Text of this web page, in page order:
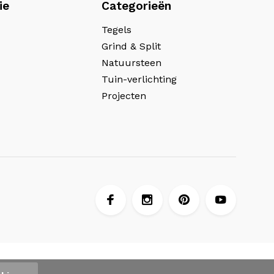
Categorieën
Tegels
Grind & Split
Natuursteen
Tuin-verlichting
Projecten